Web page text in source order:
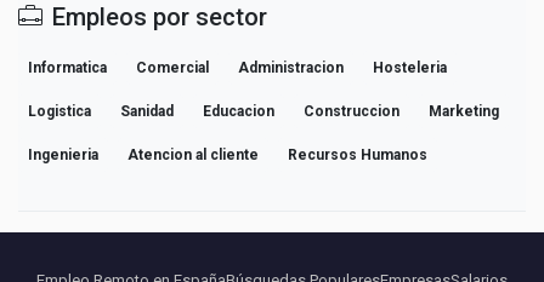
Empleos por sector
Informatica Comercial Administracion Hosteleria
Logistica Sanidad Educacion Construccion Marketing
Ingenieria Atencion al cliente Recursos Humanos